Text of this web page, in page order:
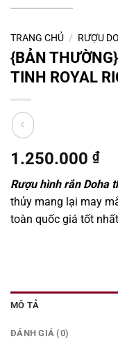
TRANG CHỦ / RƯỢU
{BẢN
TINH ROYAL
1.250.000 ₫
Rượu hình rắn Doha
thủy mang lại may
toàn quốc giá tốt
MÔ TẢ
ĐÁNH GIÁ (0)